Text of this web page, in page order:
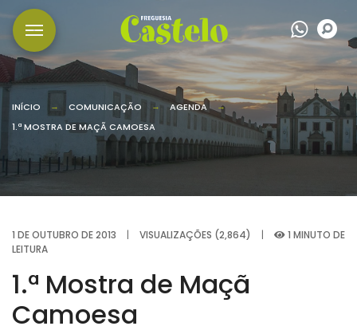
INÍCIO COMUNICAÇÃO
AGENDA
1.ª MOSTRA DE MAÇÃ CAMOESA
1 DE OUTUBRO DE 2013 | VISUALIZAÇÕES (2,864) |
1 MINUTO DE
LEITURA
1.ª Mostra de Maçã
Camoesa